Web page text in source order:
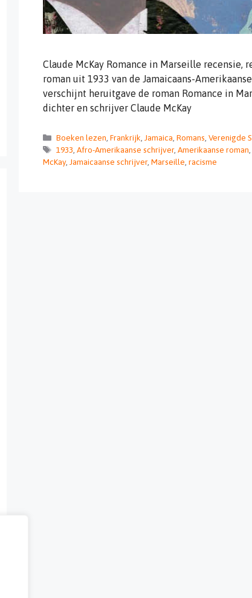
Claude McKay Romance in Marseille recensie,
roman uit 1933 van de Jamaicaans-
verschijnt heruitgave de roman Romance in
dichter en schrijver Claude McKay
Categorieën
Boeken lezen Frankrijk Jamaica Romans Verenigde
Tags
1933 Afro-Amerikaanse schrijver, Amerikaanse roman
McKay, Jamaicaanse schrijver, Marseille racisme